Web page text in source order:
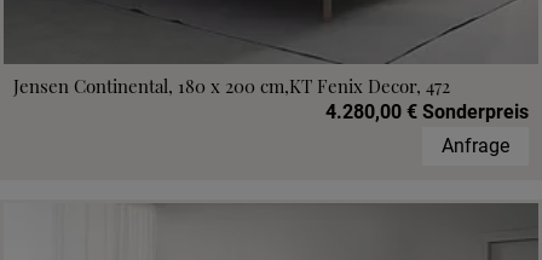
Jensen Continental, 180 x 200 cm,KT Fenix Decor, 472
4.280,00 € Sonderpreis
Anfrage